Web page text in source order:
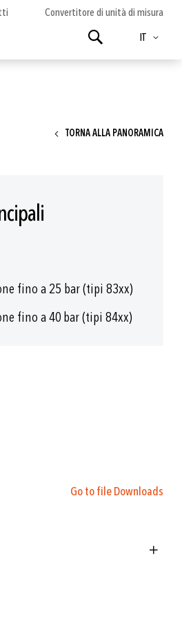
Convertitore di unità di misura
Lingua
IT
TORNA ALLA PANORAMICA
fino a 25 bar (tipi 83xx)
fino a 40 bar (tipi 84xx)
Go to file Downloads